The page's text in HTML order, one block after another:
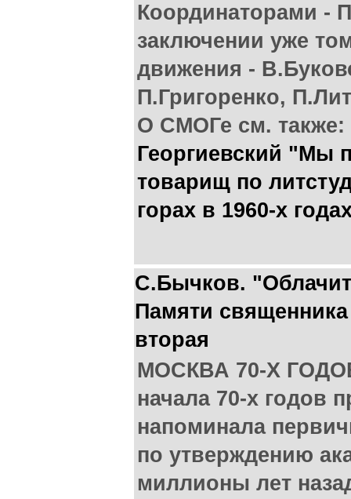
Координаторами -
заключении уже
движения -
П.Григоренко,
О СМОГе см. также:
Георгиевский "Мы
товарищ по
горах в 1960-х
С.Бычков.
Памяти
вторая
МОСКВА 70-Х
начала 70-х годов
напоминала
по утверждению
миллионы лет